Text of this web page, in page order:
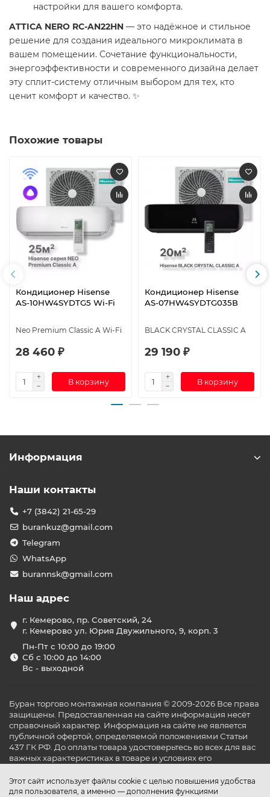
настройки для вашего комфорта.
ATTICA NERO RC-AN22HN — это надёжное и стильное
решение для создания идеального микроклимата в
вашем помещении. Сочетание функциональности,
энергоэффективности и современного дизайна делает
эту сплит-систему отличным выбором для тех, кто
ценит комфорт и качество. ✨
Похожие товары
Кондиционер Hisense
AS-10HW4SYDTG5 Wi-Fi
Neo Premium Classic A Wi-Fi
28 460 ₽
В корзину
Кондиционер Hisense
AS-07HW4SYDTG035В
BLACK CRYSTAL CLASSIC A
29 190 ₽
В корзину
Этот сайт использует файлы cookie с целью повышения удобства
для пользователя, а именно — дополнения функциями
Информация
Наши контакты
+7 (3842) 21-65-29
burankuz@gmail.com
Telegram
WhatsApp
burannsk@gmail.com
Наш адрес
г. Кемерово, пр. Советский, 24
г. Кемерово ул. Юрия Двужильного, 9, корп. 3
Пн-Пт с 10:00 до 19:00
Сб с 10:00 до 14:00
Вс - выходной
Буран торгово монтажная компания © 2009-2026 Все права
защищены. Предоставленная на сайте информация несёт
справочный характер. Информация на сайте не является
публичной офертой, определяемой положениями Статьи
437 ГК РФ. До оплаты товара удостоверьтесь во всех для вас
важных характеристиках в товаре и условиях его